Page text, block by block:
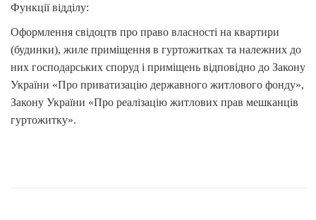
Функції відділу:
Оформлення свідоцтв про право власності на квартири
(будинки), жиле приміщення в гуртожитках та належних до
них господарських споруд і приміщень відповідно до Закону
України «Про приватизацію державного житлового фонду»,
Закону України «Про реалізацію житлових прав мешканців
гуртожитку».